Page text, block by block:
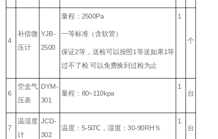
4
补偿微
压计
YJB-
2500
量程：2500Pa
一等标准（含软管）
保证2等，送检可以按照1等送如果1等
过不了检 可以免费换到过检为止
1
个
6
空盒气
压表
DYM-
301
量程：80~110kpa
1
台
7
温湿度
计
JCD-
302
温度：5-50℃，湿度：30-90RH％
1
台